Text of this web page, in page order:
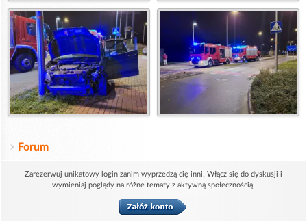
Forum
Zarezerwuj unikatowy login zanim wyprzedzą cię inni! Włącz się do dyskusji i
wymieniaj poglądy na różne tematy z aktywną społecznością.